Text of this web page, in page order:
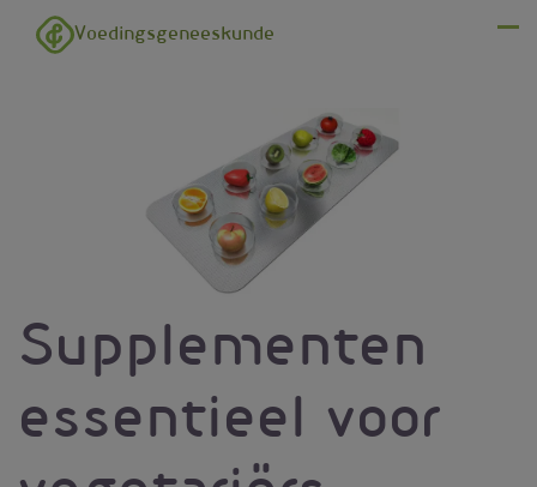
Overslaan en naar de inhoud gaan
Voedingsgeneeskunde
Supplementen
essentieel voor